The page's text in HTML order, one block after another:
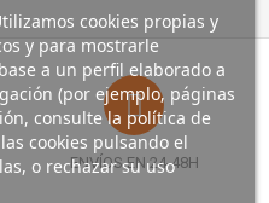
ENVÍOS EN 24-48H
cookies propias y
y para mostrarle
a un perfil elaborado a
(por ejemplo, páginas
consulte la política de
cookies pulsando el
o rechazar su uso